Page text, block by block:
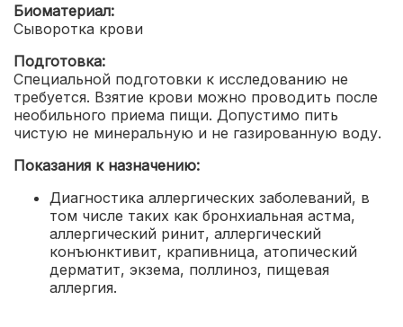
Биоматериал:
Сыворотка крови
Подготовка:
Специальной подготовки к исследованию не
требуется. Взятие крови можно проводить после
необильного приема пищи. Допустимо пить
чистую не минеральную и не газированную воду.
Показания к назначению:
Диагностика аллергических заболеваний, в
том числе таких как бронхиальная астма,
аллергический ринит, аллергический
конъюнктивит, крапивница, атопический
дерматит, экзема, поллиноз, пищевая
аллергия.